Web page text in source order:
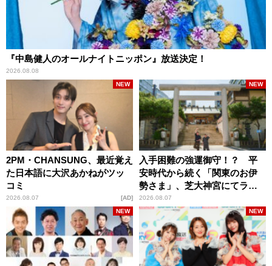
『中島健人のオールナイトニッポン』放送決定！
2026.08.08
2PM・CHANSUNG、最近覚え
た日本語に大沢あかねがツッ
コミ
2026.08.07
NEW
AD
入手困難の強運御守！？ 平
安時代から続く「関東のお伊
勢さま」、芝大神宮にてラン
パンプスが合格祈願！
2026.08.07
NEW
NEW NEW